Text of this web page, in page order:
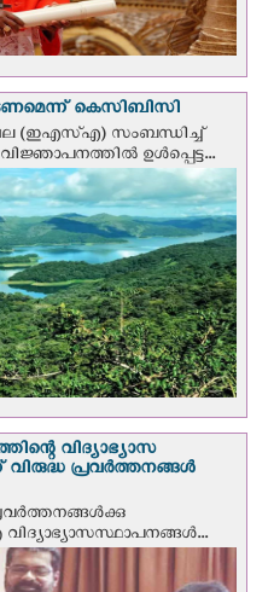
കെ‌സി‌ബി‌സി
(ഇഎസ്എ) സംബന്ധിച്ച്
ഉൾപ്പെട്ട...
വിദ്യാഭ്യാസ
പ്രവർത്തനങ്ങൾ